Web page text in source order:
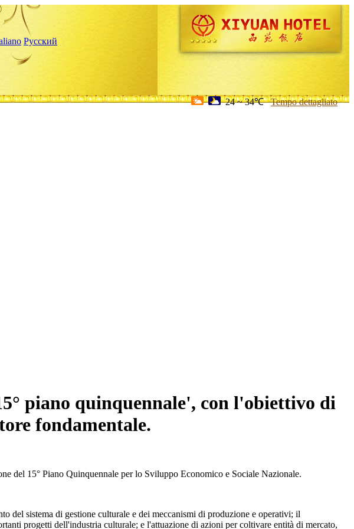
Русский
24 ~ 34℃ Tempo dettagliato
piano quinquennale', con l'obiettivo di
fondamentale.
del 15° Piano Quinquennale per lo Sviluppo Economico e Sociale Nazionale.
del sistema di gestione culturale e dei meccanismi di produzione e operativi; il
progetti dell'industria culturale; e l'attuazione di azioni per coltivare entità di mercato,